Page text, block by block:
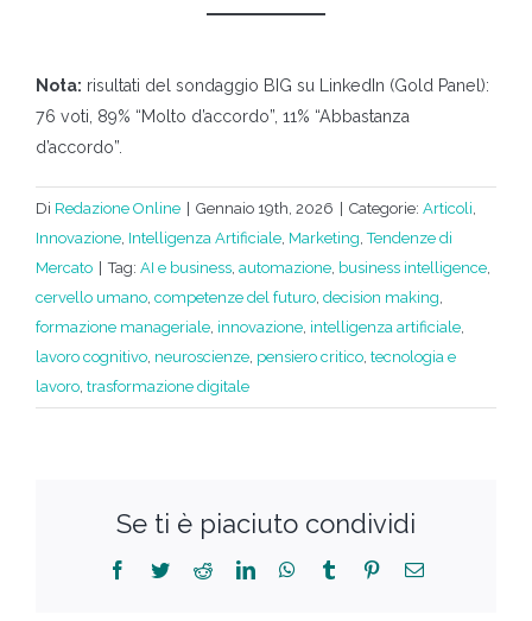
Nota: risultati del sondaggio BIG su LinkedIn (Gold Panel):
76 voti, 89% “Molto d’accordo”, 11% “Abbastanza
d’accordo”.
Di Redazione Online Gennaio 19th, 2026 Categorie: Articoli
Innovazione Intelligenza Artificiale Marketing ,Tendenze di
Mercato
Tag: AI e business automazione business intelligence
cervello umano competenze del futuro decision making
formazione manageriale innovazione intelligenza artificiale
lavoro cognitivo neuroscienze pensiero critico tecnologia e
lavoro trasformazione digitale
Se ti è piaciuto condividi